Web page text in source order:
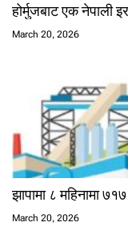
होर्मुजबाट एक नेपाली
March 20, 2026
झापामा ८ महिनामा
March 20, 2026